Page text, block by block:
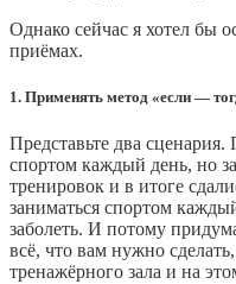
Однако сейчас я хотел бы
приёмах.
1. Применять метод «если —
Представьте два
спортом каждый день, но
тренировок и в итоге
заниматься спортом
заболеть. И потому
всё, что вам нужно
тренажёрного зала и на